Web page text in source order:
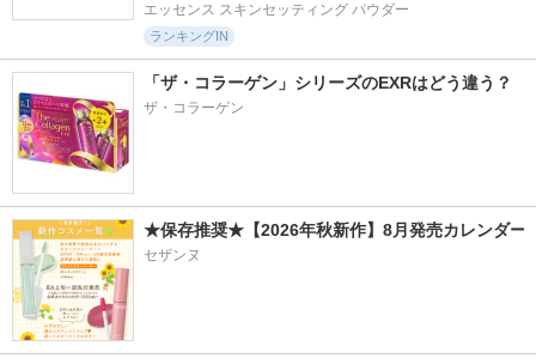
エッセンス スキンセッティング パウダー
ランキングIN
「ザ・コラーゲン」シリーズのEXRはどう違う？
ザ・コラーゲン
★保存推奨★【2026年秋新作】8月発売カレンダー
セザンヌ